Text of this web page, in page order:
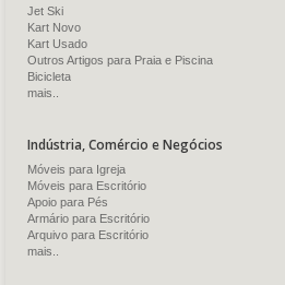
Jet Ski
Kart Novo
Kart Usado
Outros Artigos para Praia e Piscina
Bicicleta
mais..
Indústria, Comércio e Negócios
Móveis para Igreja
Móveis para Escritório
Apoio para Pés
Armário para Escritório
Arquivo para Escritório
mais..